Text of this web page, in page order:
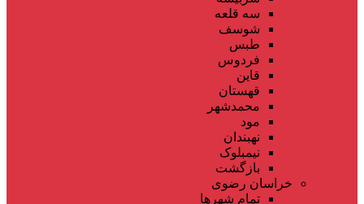
سه قلعه
شوسف
طبس
فردوس
قاین
قهستان
محمدشهر
مود
نهبندان
نیمبلوک
بازگشت
خراسان رضوی
تمام شهر‌ها